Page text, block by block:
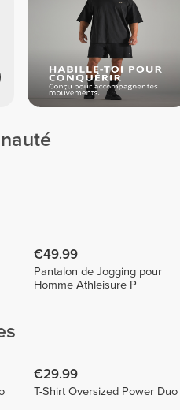
€49.99
Pantalon de Jogging pour
Homme Athleisure P
€29.99
T-Shirt Oversized Power Duo